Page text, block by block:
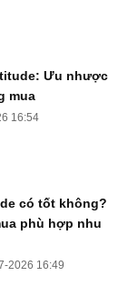
Ưu nhược
mua
16:54
có tốt không?
phù hợp nhu
2026 16:49